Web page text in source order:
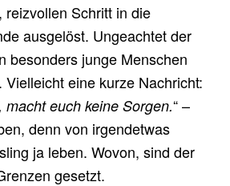
reizvollen Schritt in die
ausgelöst. Ungeachtet der
besonders junge Menschen
eine kurze Nachricht:
euch keine Sorgen.“ –
denn von irgendetwas
ja leben. Wovon, sind der
gesetzt.